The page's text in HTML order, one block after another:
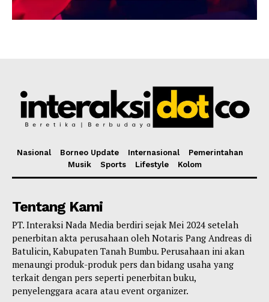
Nasional Borneo Update Internasional
Pemerintahan
Musik
Sports Lifestyle Kolom
Tentang Kami
PT. Interaksi Nada Media berdiri sejak Mei 2024 setelah
penerbitan akta perusahaan oleh Notaris Pang Andreas di
Batulicin, Kabupaten Tanah Bumbu. Perusahaan ini akan
menaungi produk-produk pers dan bidang usaha yang
terkait dengan pers seperti penerbitan buku,
penyelenggara acara atau event organizer.